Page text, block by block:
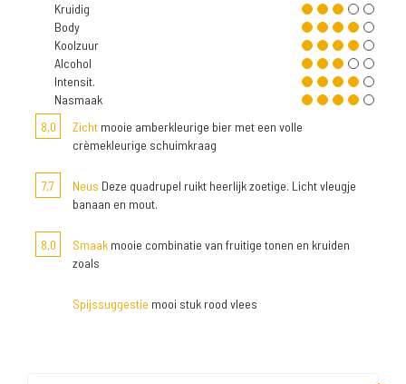
Kruidig
Body
Koolzuur
Alcohol
Intensit.
Nasmaak
8,0
Zicht mooie amberkleurige bier met een volle
crèmekleurige schuimkraag
7,7 Neus Deze quadrupel ruikt heerlijk zoetige. Licht vleugje
banaan en mout.
8,0 Smaak mooie combinatie van fruitige tonen en kruiden
zoals
Spijssuggestie mooi stuk rood vlees